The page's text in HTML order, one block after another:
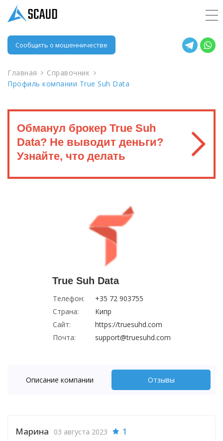
Сообщить о мошенничестве
Главная
Справочник
Профиль компании True Suh Data
Обманул брокер True Suh
Data? Не выводит деньги?
Узнайте, что делать
True Suh Data
Телефон:
+35 72 903755
Страна:
Кипр
Сайт:
https://truesuhd.com
Почта:
support@truesuhd.com
Описание компании Отзывы
Марина 03 августа 2023 1